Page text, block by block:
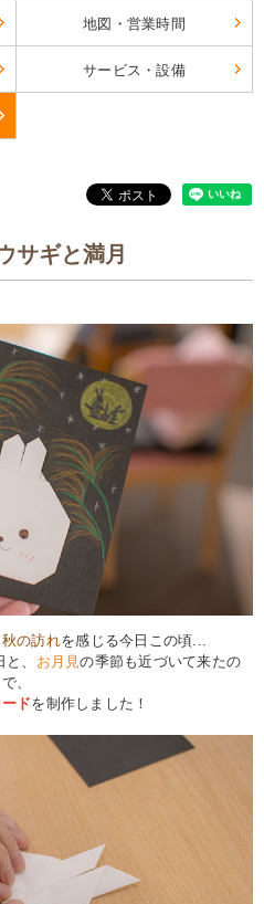
地図・営業時間
サービス・設備
サギと満月
秋の訪れを感じる今日この頃...
、 お月見の季節も近づいて来たの
で、
ドを制作しました！